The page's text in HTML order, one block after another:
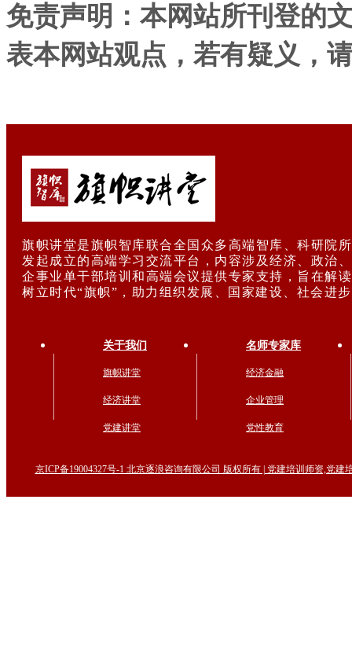
免责声明：本网站所刊登的
表本网站观点，若有疑义，
旗帜讲堂是旗帜智库联合全国众多高端智库、科研院
发起成立的高端学习交流平台，内容涉及经济、政治
企事业单干部培训和高端会议提供专家支持，旨在解
树立时代“旗帜”，助力组织发展、国家建设、社会进
关于我们
旗帜讲堂
经济讲堂
党建讲堂
名师专家库
经济金融
企业管理
党性教育
京ICP备19004327号-1 北京逐浪咨询有限公司 版权所有 | 党建培训师资,党